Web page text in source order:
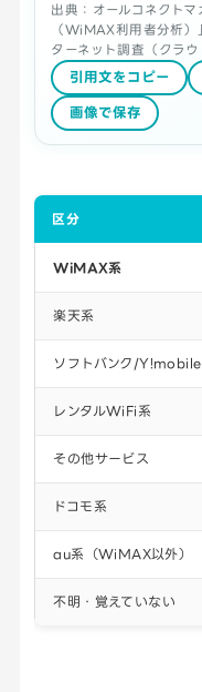
出典：オールコネクト
（WiMAX利用者分析
ターネット調査（クラウ
引用文をコピー
画像で保存
区分
WiMAX系
楽天系
ソフトバンク/Y!mobile
レンタルWiFi系
その他サービス
ドコモ系
au系（WiMAX以外）
不明・覚えていない